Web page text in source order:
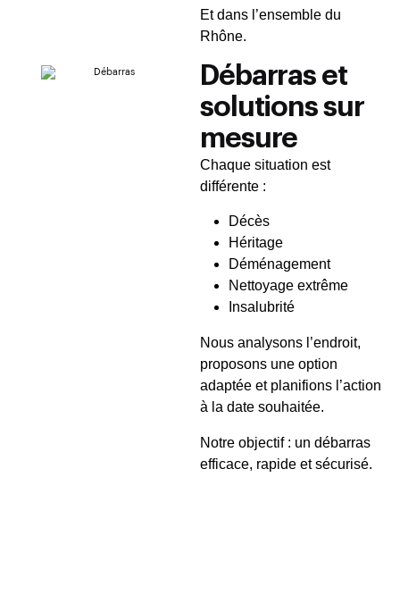
Et dans l’ensemble du
Rhône.
Débarras et
solutions sur
mesure
Chaque situation est
différente :
Décès
Héritage
Déménagement
Nettoyage extrême
Insalubrité
Nous analysons l’endroit,
proposons une option
adaptée et planifions l’action
à la date souhaitée.
Notre objectif : un débarras
efficace, rapide et sécurisé.